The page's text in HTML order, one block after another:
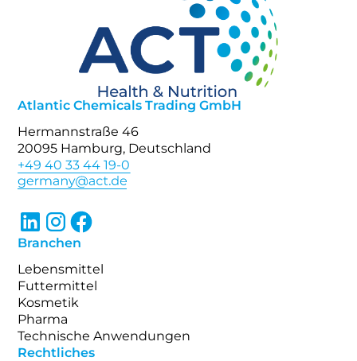
Atlantic Chemicals Trading GmbH
Hermannstraße 46
20095 Hamburg, Deutschland
+49 40 33 44 19-0
Branchen
Lebensmittel
Futtermittel
Kosmetik
Pharma
Technische Anwendungen
Rechtliches